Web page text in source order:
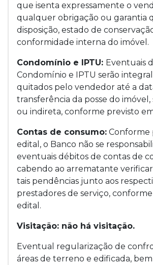
que isenta expressamente o
qualquer obrigação ou garantia
disposição, estado de
conformidade interna do imóvel.
Condomínio e IPTU: Eventuais
Condomínio e IPTU serão
quitados pelo vendedor até a
transferência da posse do imóvel,
ou indireta, conforme previsto
Contas de consumo: Conforme
edital, o Banco não se
eventuais débitos de contas de
cabendo ao arrematante
tais pendências junto aos
prestadores de serviço,
edital.
Visitação: não há visitação.
Eventual regularização de
áreas de terreno e edificada,